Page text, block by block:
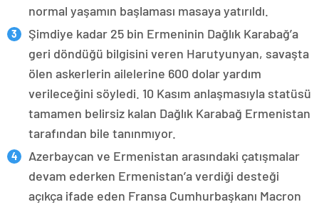
normal yaşamın başlaması masaya yatırıldı.
Şimdiye kadar 25 bin Ermeninin Dağlık Karabağ’a
geri döndüğü bilgisini veren Harutyunyan, savaşta
ölen askerlerin ailelerine 600 dolar yardım
verileceğini söyledi. 10 Kasım anlaşmasıyla statüsü
tamamen belirsiz kalan Dağlık Karabağ Ermenistan
tarafından bile tanınmıyor.
Azerbaycan ve Ermenistan arasındaki çatışmalar
devam ederken Ermenistan’a verdiği desteği
açıkça ifade eden Fransa Cumhurbaşkanı Macron